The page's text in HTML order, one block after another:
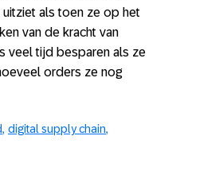
als toen ze op het
van de kracht van
veel tijd besparen als ze
orders ze nog
digital supply chain